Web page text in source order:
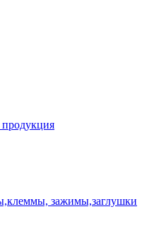
зажимы,заглушки